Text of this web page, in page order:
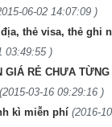
06-02 14:07:09 )
thẻ visa, thẻ ghi
03:49:55 )
RẺ CHƯA TỪNG
(2015-03-16 09:29:16 )
kì miễn phí (2016-